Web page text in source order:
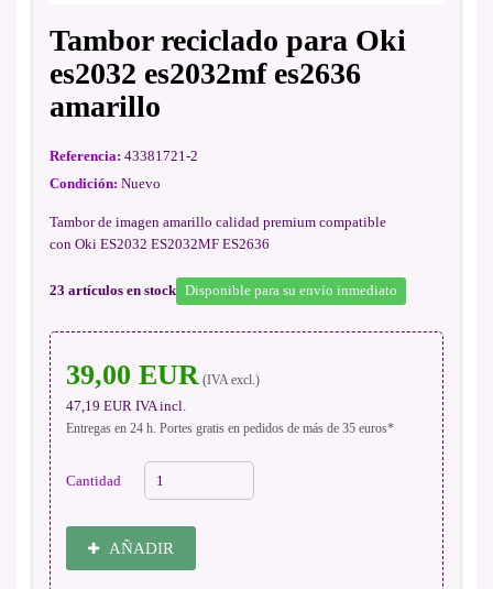
Tambor reciclado para Oki
es2032 es2032mf es2636
amarillo
Referencia: 43381721-2
Condición: Nuevo
Tambor de imagen amarillo calidad premium compatible
con Oki ES2032 ES2032MF ES2636
23 artículos en stock Disponible para su envío inmediato
39,00 EUR (IVA excl.)
47,19 EUR IVA incl.
Entregas en 24 h. Portes gratis en pedidos de más de 35 euros*
Cantidad
AÑADIR